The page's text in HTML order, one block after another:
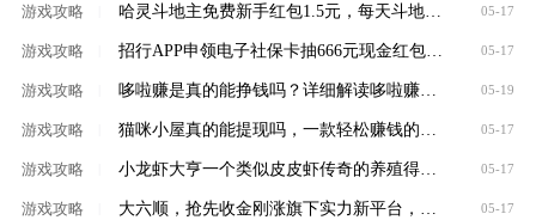
游戏攻略 哈灵斗地主免费新手红包1.5元，每天斗地主领元 05-17
游戏攻略 招行APP申领电子社保卡抽666元现金红包，100%有礼 05-17
游戏攻略 哆啦赚是真的能挣钱吗？详细解读哆啦赚是不是 05-19
游戏攻略 猫咪小屋真的能提现吗，一款轻松赚钱的养成类 05-17
游戏攻略 小龙虾大亨一个类似皮皮虾传奇的养殖得分红虾 05-17
游戏攻略 05-17